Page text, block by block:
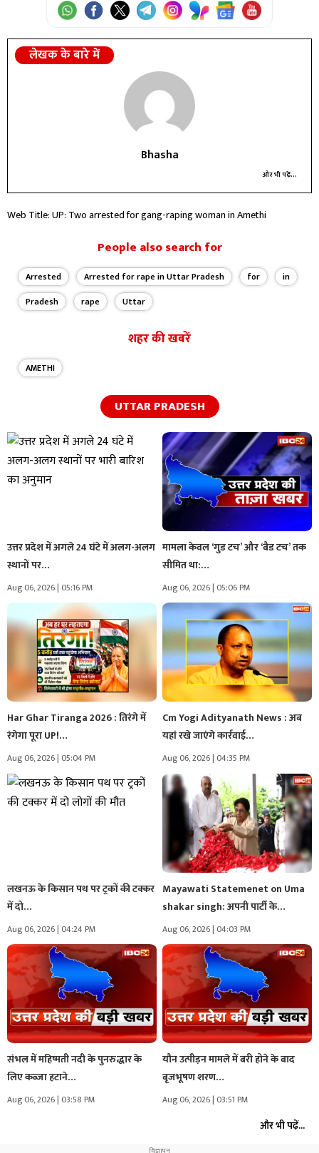
लेखक के बारे में
Bhasha
और भी पढ़ें...
Web Title: UP: Two arrested for gang-raping woman in Amethi
People also search for
Arrested Arrested for rape in Uttar Pradesh for
in
Pradesh
rape Uttar
शहर की खबरें
AMETHI
UTTAR PRADESH
उत्तर प्रदेश में अगले 24 घंटे में अलग-अलग
स्थानों पर…
Aug 06, 2026 | 05:16 PM
मामला केवल ‘गुड टच’ और ‘बैड टच’ तक
सीमित था:…
Aug 06, 2026 | 05:06 PM
Har Ghar Tiranga 2026 : तिरंगे में
रंगेगा पूरा UP!…
Aug 06, 2026 | 05:04 PM
Cm Yogi Adityanath News : अब
यहां रखे जाएंगे कार्रवाई…
Aug 06, 2026 | 04:35 PM
लखनऊ के किसान पथ पर ट्रकों की टक्कर
में दो…
Aug 06, 2026 | 04:24 PM
Mayawati Statemenet on Uma
shakar singh: अपनी पार्टी के
इकलौते…
Aug 06, 2026 | 04:03 PM
संभल में महिष्मती नदी के पुनरुद्धार के
लिए कब्जा हटाने…
Aug 06, 2026 | 03:58 PM
यौन उत्पीड़न मामले में बरी होने के बाद
बृजभूषण शरण…
Aug 06, 2026 | 03:51 PM
और भी पढ़ें...